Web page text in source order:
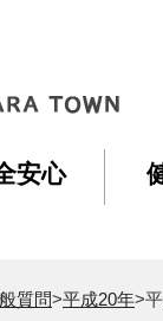
安心
質問>平成20年>